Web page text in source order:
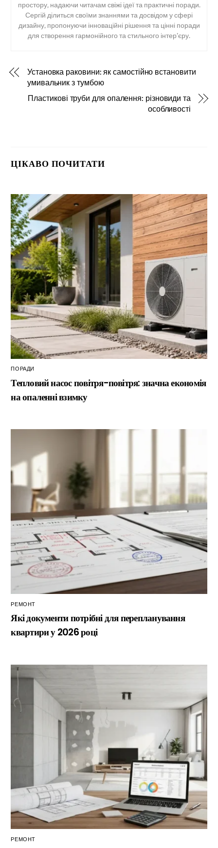
простору, надаючи читачам свіжі ідеї та практичні поради.
Сергій ділиться своїми знаннями та досвідом у сфері
дизайну, пропонуючи інноваційні рішення та цінні поради
для створення гармонійного та стильного інтер’єру.
Установка раковини: як самостійно встановити
умивальник з тумбою
Пластикові труби для опалення: різновиди та
особливості
ЦІКАВО ПОЧИТАТИ
ПОРАДИ
Тепловий насос повітря-повітря: значна економія
на опаленні взимку
РЕМОНТ
Які документи потрібні для перепланування
квартири у 2026 році
РЕМОНТ